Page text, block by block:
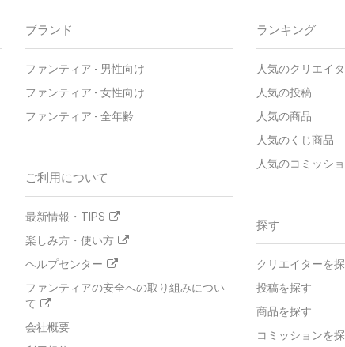
ブランド
ファンティア - 男性向け
ファンティア - 女性向け
ファンティア - 全年齢
ご利用について
最新情報・TIPS
楽しみ方・使い方
ヘルプセンター
ファンティアの安全への取り組みについ
て
会社概要
ランキング
人気のクリエイ
人気の投稿
人気の商品
人気のくじ商品
人気のコミッシ
探す
クリエイターを
投稿を探す
商品を探す
コミッションを